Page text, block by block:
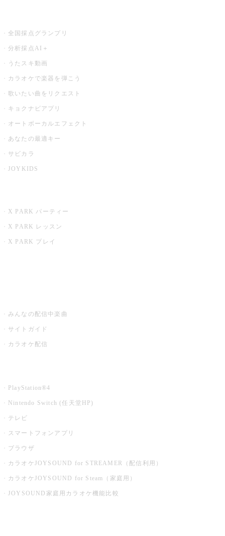
全国採点グランプリ
分析採点AI＋
うたスキ動画
カラオケで楽器を弾こう
歌いたい曲をリクエスト
キョクナビアプリ
オートボーカルエフェクト
あなたの最適キー
サビカラ
JOYKIDS
X PARK パーティー
X PARK レッスン
X PARK プレイ
みんなの配信中楽曲
サイトガイド
カラオケ配信
PlayStation®4
Nintendo Switch (任天堂HP)
テレビ
スマートフォンアプリ
ブラウザ
カラオケJOYSOUND for STREAMER（配信利用）
カラオケJOYSOUND for Steam（家庭用）
JOYSOUND家庭用カラオケ機能比較